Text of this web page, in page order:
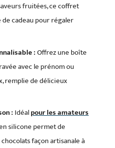
fruitées, ce coffret
cadeau pour régaler
:Offrez une boîte
avec le prénom ou
remplie de délicieux
: Idéalpour les amateurs
silicone permet de
façon artisanale à